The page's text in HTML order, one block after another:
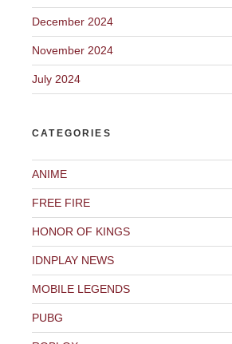
December 2024
November 2024
July 2024
CATEGORIES
ANIME
FREE FIRE
HONOR OF KINGS
IDNPLAY NEWS
MOBILE LEGENDS
PUBG